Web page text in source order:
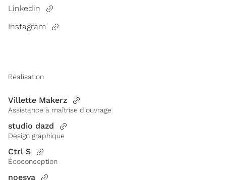
Linkedin
Instagram
Réalisation
Villette Makerz
Assistance à maîtrise d’ouvrage
studio dazd
Design graphique
Ctrl S
Écoconception
noesya